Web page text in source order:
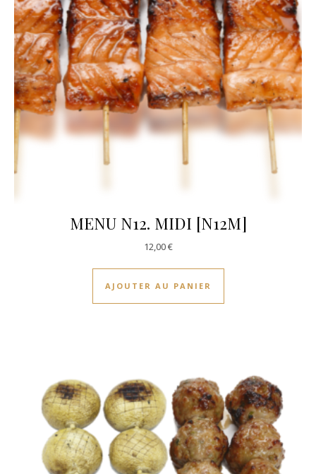
MENU N12. MIDI [N12M]
12,00€
AJOUTER AU PANIER